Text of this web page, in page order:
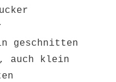
geschnitten
auch klein